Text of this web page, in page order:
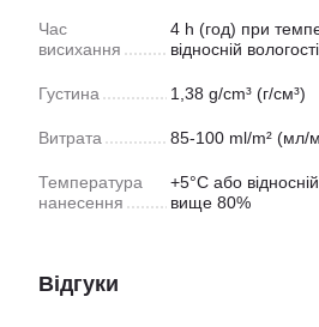
Час
висихання
4 h (год) при
відносній
Густина 1,38 g/cm³ (г/см³)
Витрата 85-100 ml/m² (мл/
Температура
нанесення
+5°С або
вище 80%
Відгуки